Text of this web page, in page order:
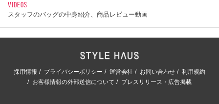
VIDEOS
スタッフのバッグの中身紹介、商品レビュー動画
採用情報 プライバシーポリシー 運営会社 お問い合わせ
利用規約
お客様情報の外部送信について
プレスリリース・広告掲載